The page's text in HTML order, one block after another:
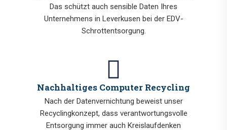
Das schützt auch sensible Daten Ihres
Unternehmens in Leverkusen bei der EDV-
Schrottentsorgung.
Nachhaltiges Computer Recycling
Nach der Datenvernichtung beweist unser
Recyclingkonzept, dass verantwortungsvolle
Entsorgung immer auch Kreislaufdenken